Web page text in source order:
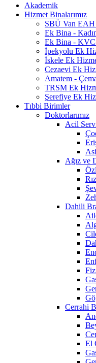
Akademik
Hizmet Binalarımız
SBÜ Van
Ek Bina -
Ek Bina -
İpekyolu Ek
İskele Ek
Cezaevi Ek
Amatem -
TRSM Ek
Şerefiye Ek
Tıbbi Birimler
Doktorlarımız
Acil
Ağız ve
Dahili
Cerrahi
El